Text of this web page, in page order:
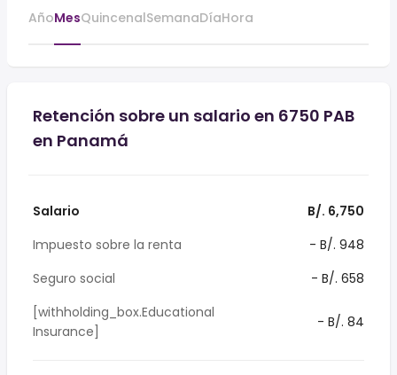
AñoMesQuincenalSemanaDíaHora
Retención sobre un salario en 6750 PAB
en Panamá
Salario
B/. 6,750
Impuesto sobre la renta
- B/. 948
Seguro social
- B/. 658
[withholding_box.Educational
Insurance]
- B/. 84